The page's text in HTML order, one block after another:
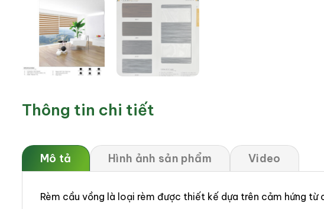
Thông tin chi tiết
Mô tả Hình ảnh sản phẩm Video
Rèm cầu vồng là loại rèm được thiết kế dựa trên cảm hứng từ